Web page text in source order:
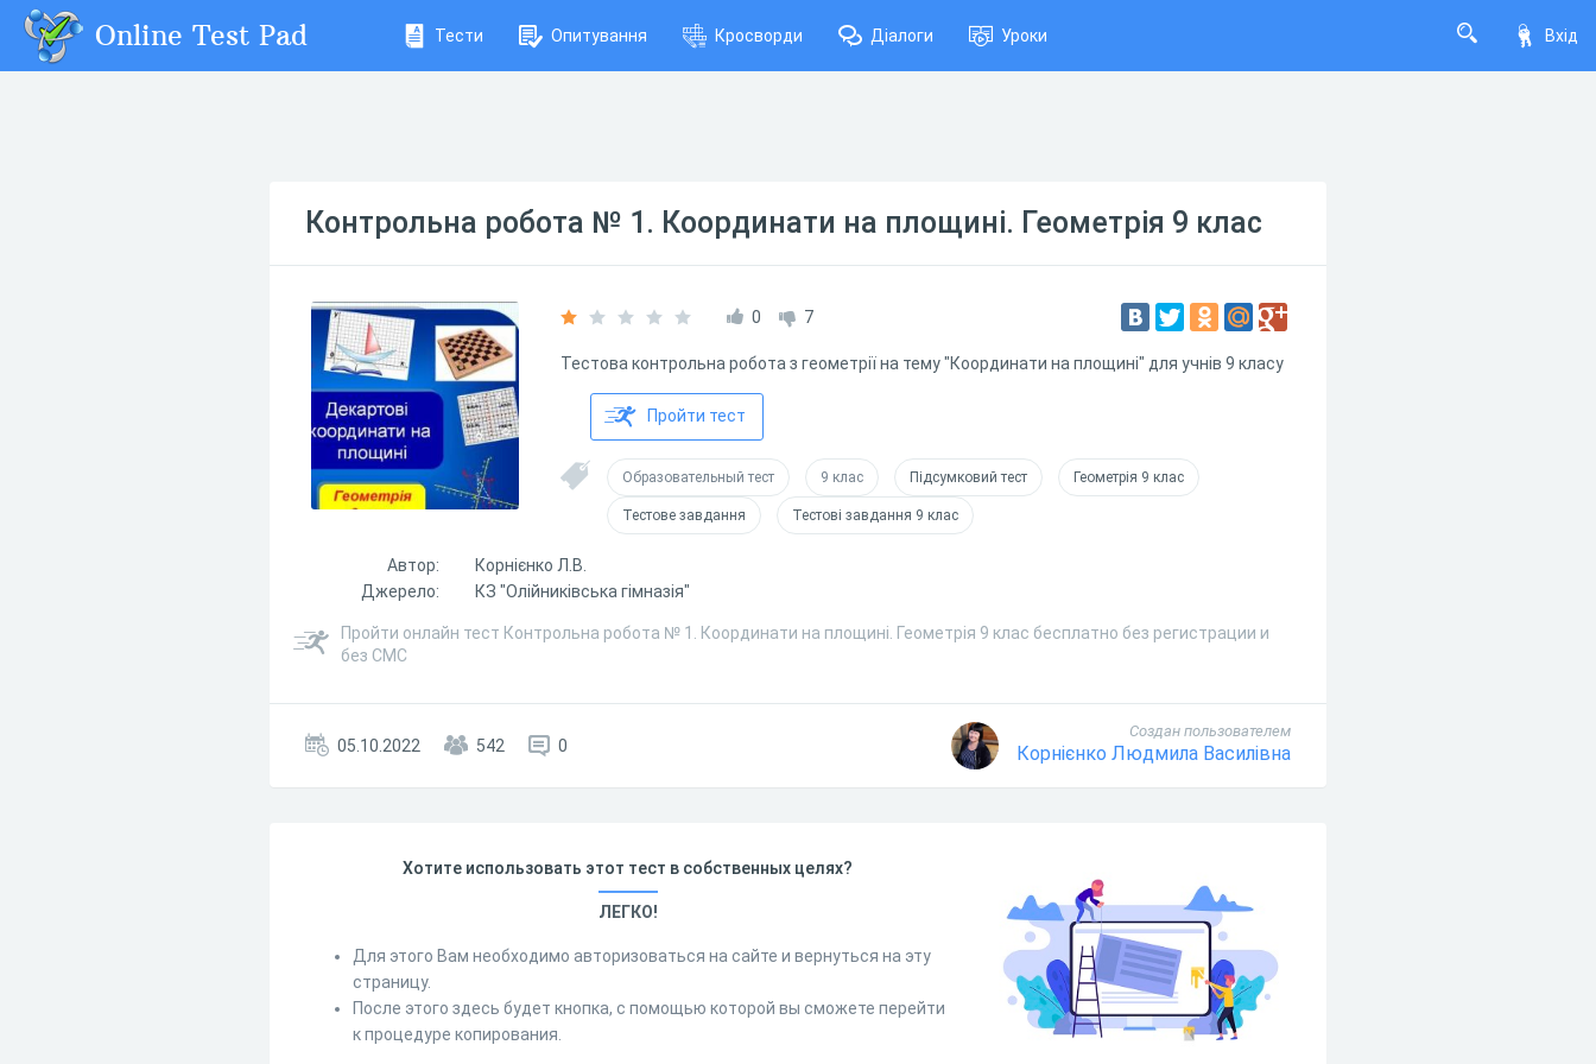
Вхід
Online Test Pad Тести Опитування Кросворди Діалоги Уроки
Контрольна робота № 1. Координати на площині. Геометрія 9 клас
0 7
Тестова контрольна робота з геометрії на тему "Координати на площині" для учнів 9 класу
Пройти тест
Образовательный тест 9 клас Підсумковий тест Геометрія 9 клас
Тестове завдання Тестові завдання 9 клас
Автор:
Корнієнко Л.В.
Джерело:
КЗ "Олійниківська гімназія"
Пройти онлайн тест Контрольна робота № 1. Координати на площині. Геометрія 9 клас бесплатно без регистрации и
без СМС
05.10.2022 542 0
Создан пользователем
Корнієнко Людмила Василівна
Хотите использовать этот тест в собственных целях?
ЛЕГКО!
Для этого Вам необходимо авторизоваться на сайте и вернуться на эту
страницу.
После этого здесь будет кнопка, с помощью которой вы сможете перейти
к процедуре копирования.